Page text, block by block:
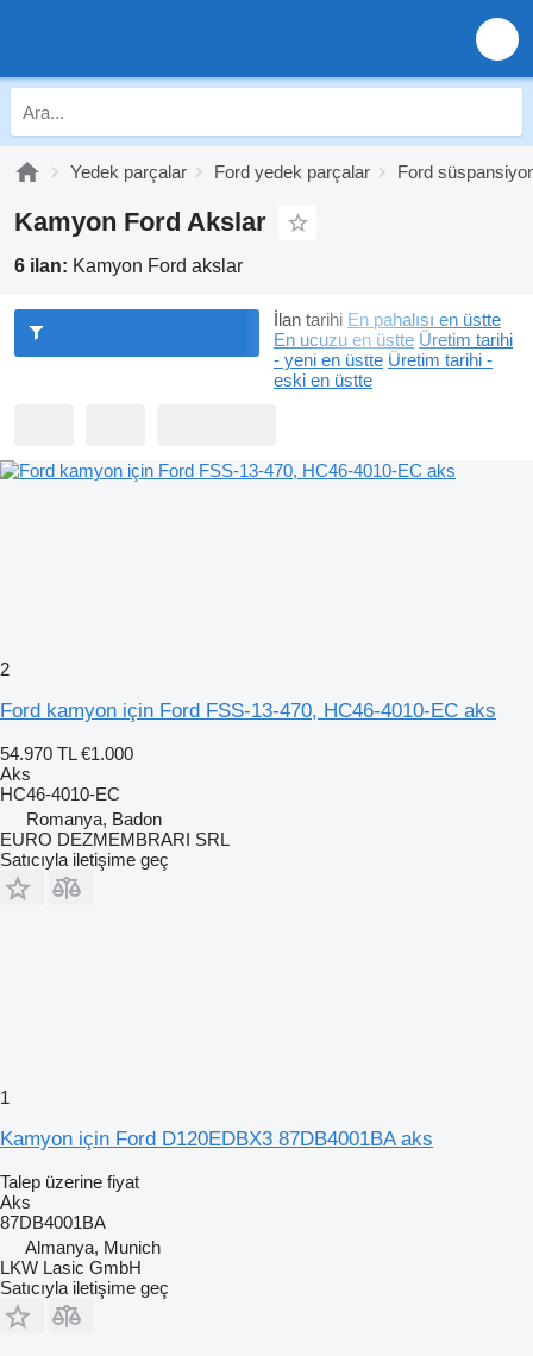
Yedek parçalar Ford yedek parçalar Ford
Kamyon Ford Akslar
6 ilan: Kamyon Ford akslar
İlan tarihi En pahalısı en üstte
En ucuzu en üstte Üretim tarihi
- yeni en üstte Üretim tarihi -
eski en üstte
2
Ford kamyon için Ford FSS-13-470, HC46-4010-EC aks
54.970 TL €1.000
Aks
HC46-4010-EC
Romanya, Badon
EURO DEZMEMBRARI SRL
Satıcıyla iletişime geç
1
Kamyon için Ford D120EDBX3 87DB4001BA aks
Talep üzerine fiyat
Aks
87DB4001BA
Almanya, Munich
LKW Lasic GmbH
Satıcıyla iletişime geç